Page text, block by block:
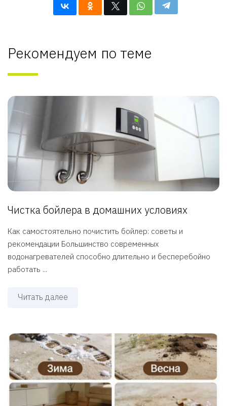
Рекомендуем по теме
Чистка бойлера в домашних условиях
Как самостоятельно почистить бойлер: советы и
рекомендации Большинство современных
водонагревателей способно длительно и бесперебойно
работать ...
Читать далее